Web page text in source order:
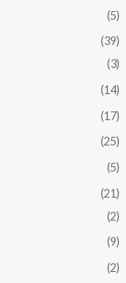
(5)
(39)
(3)
(14)
(17)
(25)
(5)
(21)
(2)
(9)
(2)